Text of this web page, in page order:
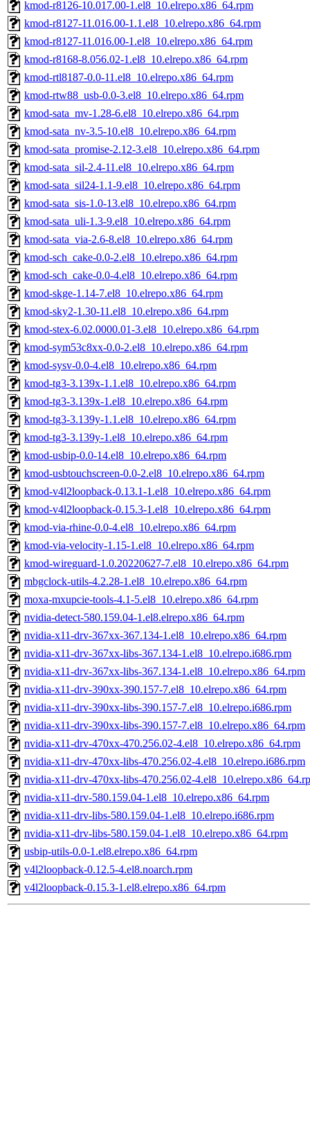
kmod-r8126-10.017.00-1.el8_10.elrepo.x86_64.rpm
kmod-r8127-11.016.00-1.1.el8_10.elrepo.x86_64.rpm
kmod-r8127-11.016.00-1.el8_10.elrepo.x86_64.rpm
kmod-r8168-8.056.02-1.el8_10.elrepo.x86_64.rpm
kmod-rtl8187-0.0-11.el8_10.elrepo.x86_64.rpm
kmod-rtw88_usb-0.0-3.el8_10.elrepo.x86_64.rpm
kmod-sata_mv-1.28-6.el8_10.elrepo.x86_64.rpm
kmod-sata_nv-3.5-10.el8_10.elrepo.x86_64.rpm
kmod-sata_promise-2.12-3.el8_10.elrepo.x86_64.rpm
kmod-sata_sil-2.4-11.el8_10.elrepo.x86_64.rpm
kmod-sata_sil24-1.1-9.el8_10.elrepo.x86_64.rpm
kmod-sata_sis-1.0-13.el8_10.elrepo.x86_64.rpm
kmod-sata_uli-1.3-9.el8_10.elrepo.x86_64.rpm
kmod-sata_via-2.6-8.el8_10.elrepo.x86_64.rpm
kmod-sch_cake-0.0-2.el8_10.elrepo.x86_64.rpm
kmod-sch_cake-0.0-4.el8_10.elrepo.x86_64.rpm
kmod-skge-1.14-7.el8_10.elrepo.x86_64.rpm
kmod-sky2-1.30-11.el8_10.elrepo.x86_64.rpm
kmod-stex-6.02.0000.01-3.el8_10.elrepo.x86_64.rpm
kmod-sym53c8xx-0.0-2.el8_10.elrepo.x86_64.rpm
kmod-sysv-0.0-4.el8_10.elrepo.x86_64.rpm
kmod-tg3-3.139x-1.1.el8_10.elrepo.x86_64.rpm
kmod-tg3-3.139x-1.el8_10.elrepo.x86_64.rpm
kmod-tg3-3.139y-1.1.el8_10.elrepo.x86_64.rpm
kmod-tg3-3.139y-1.el8_10.elrepo.x86_64.rpm
kmod-usbip-0.0-14.el8_10.elrepo.x86_64.rpm
kmod-usbtouchscreen-0.0-2.el8_10.elrepo.x86_64.rpm
kmod-v4l2loopback-0.13.1-1.el8_10.elrepo.x86_64.rpm
kmod-v4l2loopback-0.15.3-1.el8_10.elrepo.x86_64.rpm
kmod-via-rhine-0.0-4.el8_10.elrepo.x86_64.rpm
kmod-via-velocity-1.15-1.el8_10.elrepo.x86_64.rpm
kmod-wireguard-1.0.20220627-7.el8_10.elrepo.x86_64.rpm
mbgclock-utils-4.2.28-1.el8_10.elrepo.x86_64.rpm
moxa-mxupcie-tools-4.1-5.el8_10.elrepo.x86_64.rpm
nvidia-detect-580.159.04-1.el8.elrepo.x86_64.rpm
nvidia-x11-drv-367xx-367.134-1.el8_10.elrepo.x86_64.rpm
nvidia-x11-drv-367xx-libs-367.134-1.el8_10.elrepo.i686.rpm
nvidia-x11-drv-367xx-libs-367.134-1.el8_10.elrepo.x86_64.rpm
nvidia-x11-drv-390xx-390.157-7.el8_10.elrepo.x86_64.rpm
nvidia-x11-drv-390xx-libs-390.157-7.el8_10.elrepo.i686.rpm
nvidia-x11-drv-390xx-libs-390.157-7.el8_10.elrepo.x86_64.rpm
nvidia-x11-drv-470xx-470.256.02-4.el8_10.elrepo.x86_64.rpm
nvidia-x11-drv-470xx-libs-470.256.02-4.el8_10.elrepo.i686.rpm
nvidia-x11-drv-470xx-libs-470.256.02-
nvidia-x11-drv-580.159.04-1.el8_10.elrepo.x86_64.rpm
nvidia-x11-drv-libs-580.159.04-1.el8_10.elrepo.i686.rpm
nvidia-x11-drv-libs-580.159.04-1.el8_10.elrepo.x86_64.rpm
usbip-utils-0.0-1.el8.elrepo.x86_64.rpm
v4l2loopback-0.12.5-4.el8.noarch.rpm
v4l2loopback-0.15.3-1.el8.elrepo.x86_64.rpm